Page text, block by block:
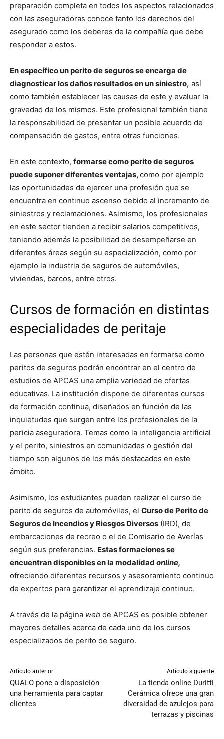
preparación completa en todos los aspectos relacionados
con las aseguradoras conoce tanto los derechos del
asegurado como los deberes de la compañía que debe
responder a estos.
En específico un perito de seguros se encarga de
diagnosticar los daños resultados en un siniestro, así
como también establecer las causas de este y evaluar la
gravedad de los mismos. Este profesional también tiene
la responsabilidad de presentar un posible acuerdo de
compensación de gastos, entre otras funciones.
En este contexto, formarse como perito de seguros
puede suponer diferentes ventajas,como por ejemplo
las oportunidades de ejercer una profesión que se
encuentra en continuo ascenso debido al incremento de
siniestros y reclamaciones. Asimismo, los profesionales
en este sector tienden a recibir salarios competitivos,
teniendo además la posibilidad de desempeñarse en
diferentes áreas según su especialización, como por
ejemplo la industria de seguros de automóviles,
viviendas, barcos, entre otros.
Cursos de formación en distintas
especialidades de peritaje
Las personas que estén interesadas en formarse como
peritos de seguros podrán encontrar en el centro de
estudios de APCAS una amplia variedad de ofertas
educativas. La institución dispone de diferentes cursos
de formación continua, diseñados en función de las
inquietudes que surgen entre los profesionales de la
pericia aseguradora. Temas como la inteligencia artificial
y el perito, siniestros en comunidades o gestión del
tiempo son algunos de los más destacados en este
ámbito.
Asimismo, los estudiantes pueden realizar el curso de
perito de seguros de automóviles, el Curso de Perito de
Seguros de Incendios y Riesgos Diversos (IRD), de
embarcaciones de recreo o el de Comisario de Averías
según sus preferencias. Estas formaciones se
encuentran disponibles en la modalidad online,
ofreciendo diferentes recursos y asesoramiento continuo
de expertos para garantizar el aprendizaje continuo.
A través de la página web de APCAS es posible obtener
mayores detalles acerca de cada uno de los cursos
especializados de perito de seguro.
Artículo anterior
QUALO pone a disposición
una herramienta para captar
clientes
Artículo siguiente
La tienda online Duritti
Cerámica ofrece una gran
diversidad de azulejos para
terrazas y piscinas